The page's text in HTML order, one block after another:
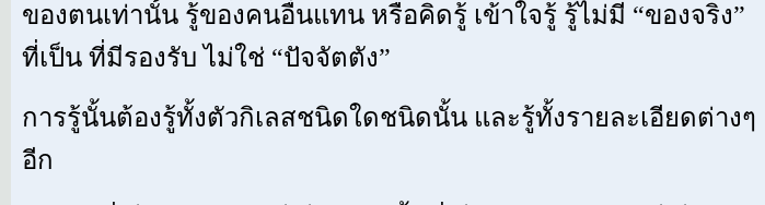
ของตนเท่านั้น รู้ของคนอื่นแทน หรือคิดรู้ เข้าใจรู้ รู้ไม่มี “ของจริง”
ที่เป็น ที่มีรองรับ ไม่ใช่ “ปัจจัตตัง”
การรู้นั้นต้องรู้ทั้งตัวกิเลสชนิดใดชนิดนั้น และรู้ทั้งรายละเอียดต่างๆ
อีก